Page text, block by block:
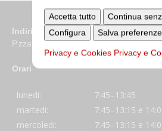
Accetta tutto
Continua
Configura
Salva preferenze
Privacy e Cookies Privacy e
Indirizzo
P.zza S. Giovanni in Laterano 6 00184
Orari
lunedi:
7:45–13:45
martedi:
7:45–13:15 e
mercoledi:
7:45–13:15 e